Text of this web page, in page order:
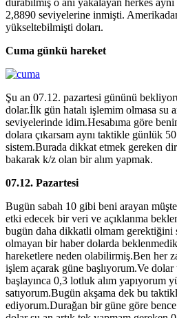
durabilmiş o anı yakalayan herkes
2,8890 seviyelerine inmişti.
yükseltebilmişti doları.
Cuma günkü hareket
Şu an 07.12. pazartesi gününü
dolar.İlk gün hatalı işlemim olmasa su
seviyelerinde idim.Hesabıma göre
dolara çıkarsam aynı taktikle günlük
sistem.Burada dikkat etmek gereken
bakarak k/z olan bir alım yapmak.
07.12. Pazartesi
Bugün sabah 10 gibi beni arayan
etki edecek bir veri ve açıklanma
bugün daha dikkatli olmam gerektiğini
olmayan bir haber dolarda
hareketlere neden olabilirmiş.Ben her
işlem açarak güne başlıyorum.Ve
başlayınca 0,3 lotluk alım yapıyorum
satıyorum.Bugün akşama dek bu
ediyorum.Durağan bir güne göre